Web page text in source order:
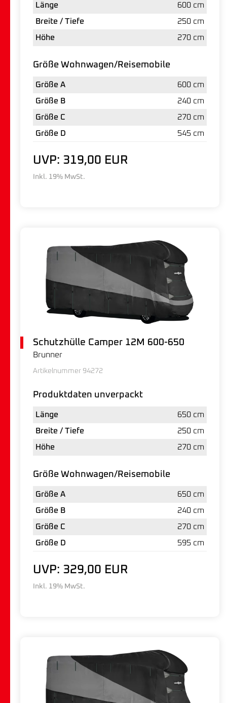
Länge
600 cm
Breite / Tiefe
250 cm
Höhe
270 cm
Größe Wohnwagen/Reisemobile
Größe A
600 cm
Größe B
240 cm
Größe C
270 cm
Größe D
545 cm
UVP: 319,00 EUR
Inkl. 19% MwSt.
Schutzhülle Camper 12M 600-650
Brunner
Artikelnummer 94272
Produktdaten unverpackt
Länge
650 cm
Breite / Tiefe
250 cm
Höhe
270 cm
Größe Wohnwagen/Reisemobile
Größe A
650 cm
Größe B
240 cm
Größe C
270 cm
Größe D
595 cm
UVP: 329,00 EUR
Inkl. 19% MwSt.